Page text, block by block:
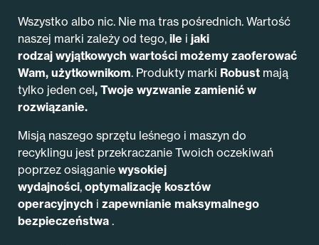
Wszystko albo nic. Nie ma tras pośrednich. Wartość
naszej marki zależy od tego, ile i jaki
rodzaj wyjątkowych wartości możemy zaoferować
Wam, użytkownikom. Produkty marki Robust mają
tylko jeden cel, Twoje wyzwanie zamienić w
rozwiązanie.
Misją naszego sprzętu leśnego i maszyn do
recyklingu jest przekraczanie Twoich oczekiwań
poprzez osiąganie wysokiej
wydajności, optymalizację kosztów
operacyjnych i zapewnianie maksymalnego
bezpieczeństwa .